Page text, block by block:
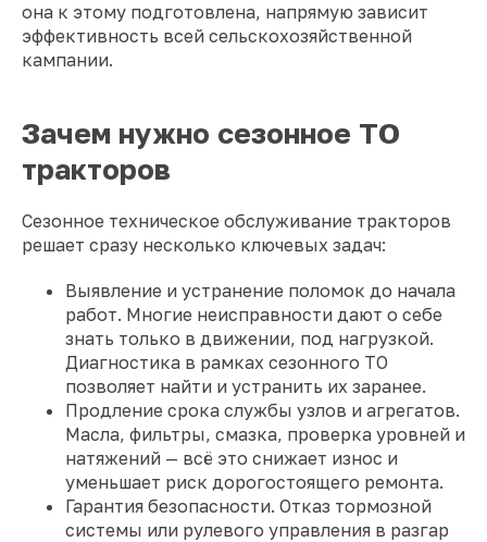
она к этому подготовлена, напрямую зависит
эффективность всей сельскохозяйственной
кампании.
Зачем нужно сезонное ТО
тракторов
Сезонное техническое обслуживание тракторов
решает сразу несколько ключевых задач:
Выявление и устранение поломок до начала
работ. Многие неисправности дают о себе
знать только в движении, под нагрузкой.
Диагностика в рамках сезонного ТО
позволяет найти и устранить их заранее.
Продление срока службы узлов и агрегатов.
Масла, фильтры, смазка, проверка уровней и
натяжений — всё это снижает износ и
уменьшает риск дорогостоящего ремонта.
Гарантия безопасности. Отказ тормозной
системы или рулевого управления в разгар